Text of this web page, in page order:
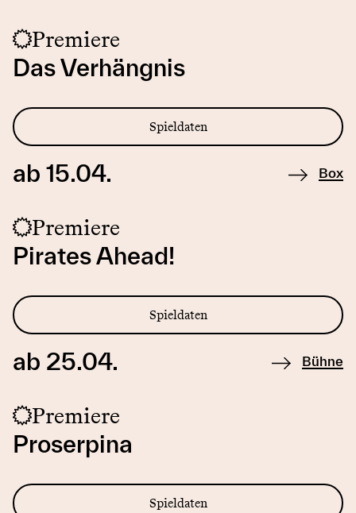
Premiere
Das Verhängnis
Spieldaten
ab 15.04. Box
Premiere
Pirates Ahead!
Spieldaten
ab 25.04. Bühne
Premiere
Proserpina
Spieldaten